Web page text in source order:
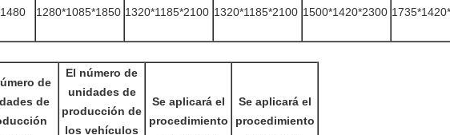
1280*1085*1850 1320*1185*2100 1320*1185*2100 1500*1420*2300
de
de
El número de
unidades de
producción de
los vehículos
Se aplicará el
procedimiento
Se aplicará el
procedimiento